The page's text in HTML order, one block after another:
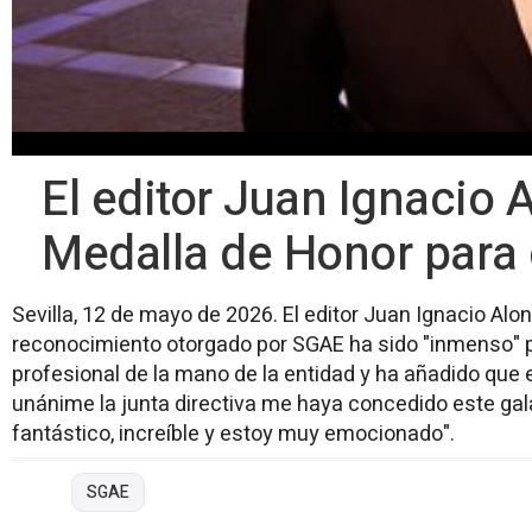
El editor Juan Ignacio
Medalla de Honor
Sevilla, 12 de mayo de 2026. El editor Juan Ignacio
reconocimiento otorgado por SGAE ha sido "inmenso"
profesional de la mano de la entidad y ha añadido que
unánime la junta directiva me haya concedido este
fantástico, increíble y estoy muy emocionado".
SGAE